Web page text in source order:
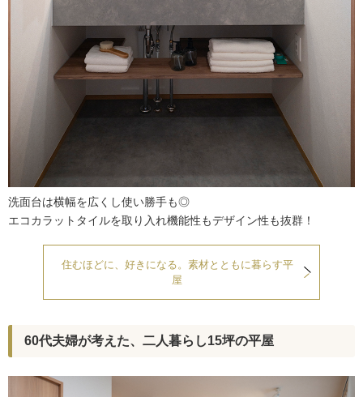
洗面台は横幅を広くし使い勝手も◎
エコカラットタイルを取り入れ機能性もデザイン性も抜群！
住むほどに、好きになる。素材とともに暮らす平
屋
60代夫婦が考えた、二人暮らし15坪の平屋